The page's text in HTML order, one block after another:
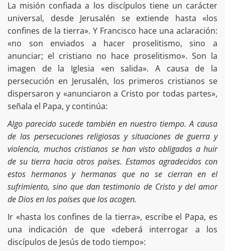
La misión confiada a los discípulos tiene un carácter
universal, desde Jerusalén se extiende hasta «los
confines de la tierra». Y Francisco hace una aclaración:
«no son enviados a hacer proselitismo, sino a
anunciar; el cristiano no hace proselitismo». Son la
imagen de la Iglesia «en salida». A causa de la
persecución en Jerusalén, los primeros cristianos se
dispersaron y «anunciaron a Cristo por todas partes»,
señala el Papa, y continúa:
Algo parecido sucede también en nuestro tiempo. A causa
de las persecuciones religiosas y situaciones de guerra y
violencia, muchos cristianos se han visto obligados a huir
de su tierra hacia otros países. Estamos agradecidos con
estos hermanos y hermanas que no se cierran en el
sufrimiento, sino que dan testimonio de Cristo y del amor
de Dios en los países que los acogen.
Ir «hasta los confines de la tierra», escribe el Papa, es
una indicación de que «deberá interrogar a los
discípulos de Jesús de todo tiempo»: